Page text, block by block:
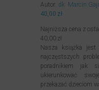
Autor: dk. Marcin
40,00 zł
Najniższa cena z
40,00 zł
Nasza książka jest
najczęstszych
poradnikiem jak
ukierunkować
przekazać dzieciom